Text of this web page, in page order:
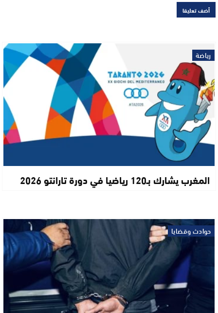
رياضة
المغرب يشارك بـ120 رياضيا في دورة تارانتو 2026
حوادث وقضايا